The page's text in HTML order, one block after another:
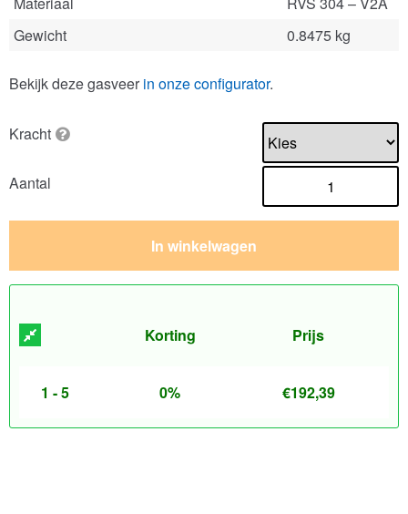
Gewicht
0.8475 kg
Bekijk deze gasveer in onze configurator.
Kracht
Aantal
In winkelwagen
Korting Prijs
1 - 5 0% €192,39